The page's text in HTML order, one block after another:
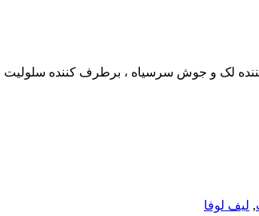
لک و جوش سرسیاه ، برطرف کننده سلولیت
, لیف لوفا